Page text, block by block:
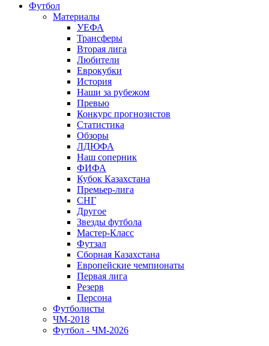
Футбол
Материалы
УЕФА
Трансферы
Вторая лига
Любители
Еврокубки
История
Наши за рубежом
Превью
Конкурс прогнозистов
Статистика
Обзоры
ЛДЮФА
Наш соперник
ФИФА
Кубок Казахстана
Премьер-лига
СНГ
Другое
Звезды футбола
Мастер-Класс
Футзал
Сборная Казахстана
Европейские чемпионаты
Первая лига
Резерв
Персона
Футболисты
ЧМ-2018
Футбол - ЧМ-2026